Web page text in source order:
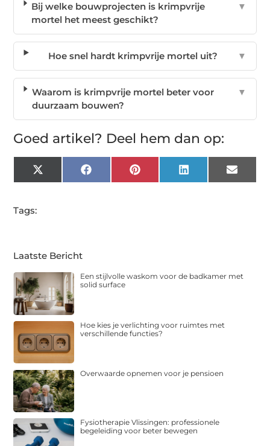
Bij welke bouwprojecten is krimpvrije
mortel het meest geschikt?
▼
Hoe snel hardt krimpvrije mortel uit? ▼
Waarom is krimpvrije mortel beter voor
duurzaam bouwen?
▼
Goed artikel? Deel hem dan op:
X
(Twitter)
FacebookPinterest LinkedIn Email
Tags:
Laatste Bericht
Een stijlvolle waskom voor de badkamer met
solid surface
Hoe kies je verlichting voor ruimtes met
verschillende functies?
Overwaarde opnemen voor je pensioen
Fysiotherapie Vlissingen: professionele
begeleiding voor beter bewegen